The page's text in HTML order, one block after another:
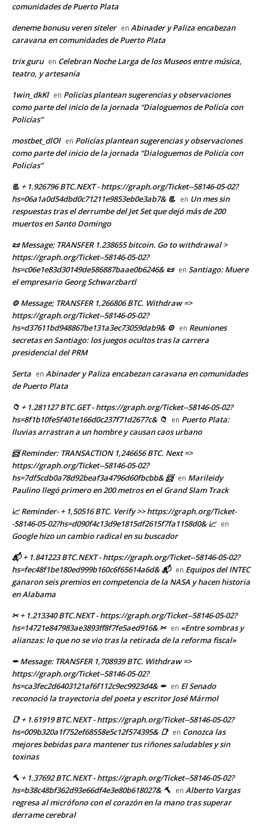
comunidades de Puerto Plata
deneme bonusu veren siteler en Abinader y Paliza encabezan
caravana en comunidades de Puerto Plata
trix guru en Celebran Noche Larga de los Museos entre música,
teatro, y artesanía
1win_dkKl en Policías plantean sugerencias y observaciones
como parte del inicio de la jornada “Dialoguemos de Policía con
Policías”
mostbet_dlOl en Policías plantean sugerencias y observaciones
como parte del inicio de la jornada “Dialoguemos de Policía con
Policías”
📃 + 1.926796 BTC.NEXT - https://graph.org/Ticket--58146-05-02?
hs=06a1a0d54dbd0c71211e9853eb0e3ab7& 📃 en Un mes sin
respuestas tras el derrumbe del Jet Set que dejó más de 200
muertos en Santo Domingo
📜 Message; TRANSFER 1.238655 bitcoin. Go to withdrawal >
https://graph.org/Ticket--58146-05-02?
hs=c06e1e83d30149de586887baae0b6246& 📜 en Santiago: Muere
el empresario Georg Schwarzbartl
⚙ Message; TRANSFER 1,266806 BTC. Withdraw =>
https://graph.org/Ticket--58146-05-02?
hs=d37611bd948867be131a3ec73059dab9& ⚙ en Reuniones
secretas en Santiago: los juegos ocultos tras la carrera
presidencial del PRM
Serta en Abinader y Paliza encabezan caravana en comunidades
de Puerto Plata
📁 + 1.281127 BTC.GET - https://graph.org/Ticket--58146-05-02?
hs=8f1b10fe5f401e166d0c237f71d2677c& 📁 en Puerto Plata:
lluvias arrastran a un hombre y causan caos urbano
📨 Reminder: TRANSACTION 1,246656 BTC. Next =>
https://graph.org/Ticket--58146-05-02?
hs=7df5cdb0a78d92beaf3a4796d60fbcbb& 📨 en Marileidy
Paulino llegó primero en 200 metros en el Grand Slam Track
📈 Reminder- + 1,50516 BTC. Verify >> https://graph.org/Ticket-
-58146-05-02?hs=d090f4c13d9e1815df2615f7fa1158d0& 📈 en
Google hizo un cambio radical en su buscador
📬 + 1.841223 BTC.NEXT - https://graph.org/Ticket--58146-05-02?
hs=fec48f1be180ed999b160c6f65614a6d& 📬 en Equipos del INTEC
ganaron seis premios en competencia de la NASA y hacen historia
en Alabama
✂ + 1.213340 BTC.NEXT - https://graph.org/Ticket--58146-05-02?
hs=14721e847983ae3893ff8f7fe5aed916& ✂ en «Entre sombras y
alianzas: lo que no se vio tras la retirada de la reforma fiscal»
✒ Message: TRANSFER 1,708939 BTC. Withdraw =>
https://graph.org/Ticket--58146-05-02?
hs=ca3fec2d6403121af6f112c9ec9923d4& ✒ en El Senado
reconoció la trayectoria del poeta y escritor José Mármol
📑 + 1.61919 BTC.NEXT - https://graph.org/Ticket--58146-05-02?
hs=009b320a1f752ef68558e5c12f574395& 📑 en Conozca las
mejores bebidas para mantener tus riñones saludables y sin
toxinas
🔨 + 1.37692 BTC.NEXT - https://graph.org/Ticket--58146-05-02?
hs=b38c48bf362d93e66df4e3e80b618027& 🔨 en Alberto Vargas
regresa al micrófono con el corazón en la mano tras superar
derrame cerebral